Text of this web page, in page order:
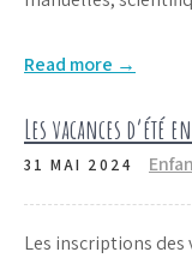
Read more →
Les vacances d’été
31 MAI 2024
Les inscriptions des